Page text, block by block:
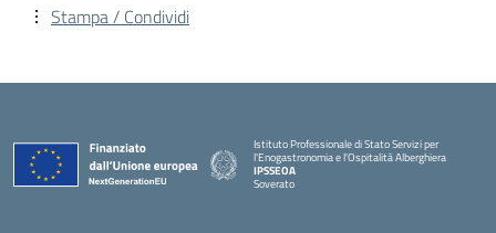
Stampa / Condividi
Istituto Professionale di Stato Servizi per
l'Enogastronomia e l'Ospitalità Alberghiera
IPSSEOA
Soverato